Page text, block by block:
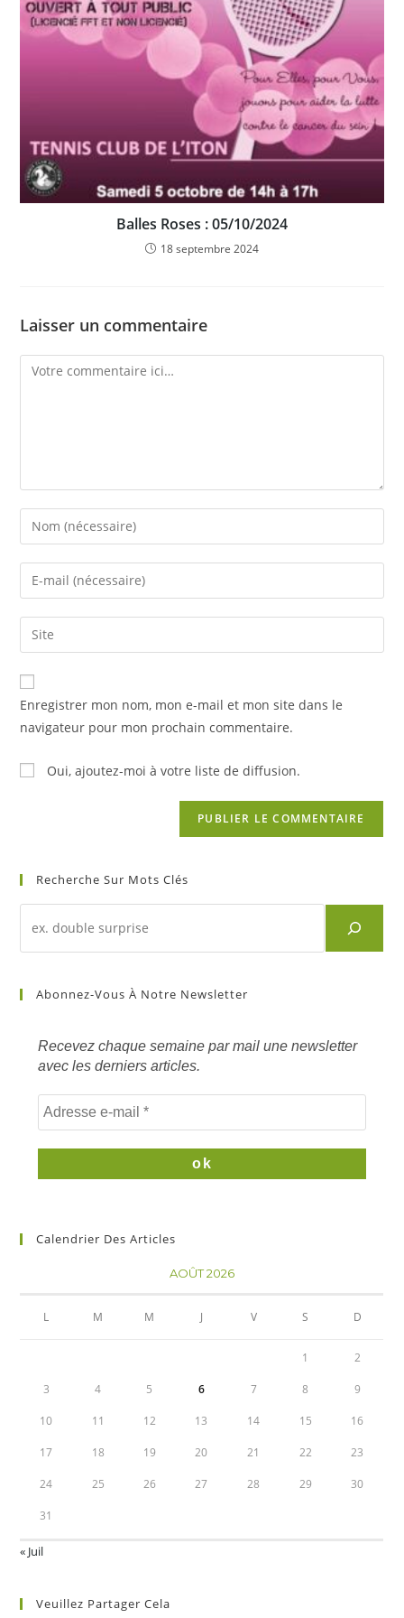
Balles Roses : 05/10/2024
18 septembre 2024
Laisser un commentaire
Comment
Enter
your
name
comment
Enter
your
email
address
comment
Saisir
l’URL
de
votre
(facultatif)
Enregistrer mon nom, mon e-mail et mon site dans le
navigateur pour mon prochain commentaire.
Oui, ajoutez-moi à votre liste de diffusion.
Recherche Sur Mots Clés
d'un
mots
Abonnez-Vous À Notre Newsletter
Recevez chaque semaine par mail une newsletter
avec les derniers articles.
Calendrier Des Articles
AOÛT 2026
L M M J V S D
1 2
3 4 5 6 7 8 9
10 11 12 13 14 15 16
17 18 19 20 21 22 23
24 25 26 27 28 29 30
31
« Juil
Veuillez Partager Cela